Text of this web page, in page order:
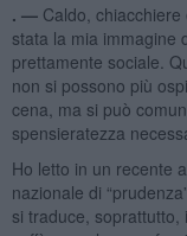
. — Caldo,
stata la mia immagine
prettamente sociale.
non si possono più
cena, ma si può
spensieratezza
Ho letto in un recente
nazionale di
si traduce,